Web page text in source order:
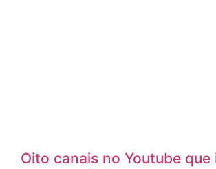
Oito canais no Youtube que